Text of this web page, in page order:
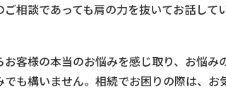
ご相談であっても肩の力を抜いてお話し
客様の本当のお悩みを感じ取り、お悩み
も構いません。相続でお困りの際は、お